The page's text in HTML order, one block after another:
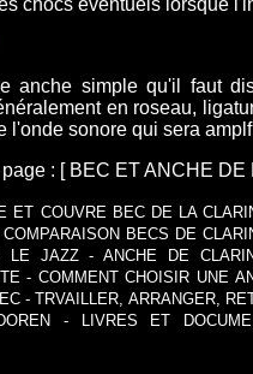
chocs éventuels lorsque
anche simple qu'il faut
en roseau,
l'onde sonore qui sera
: [ BEC ET ANCHE
ET COUVRE BEC DE LA
COMPARAISON BECS DE
LE JAZZ-ANCHE DE
- COMMENT CHOISIR UNE
-TRVAILLER, ARRANGER,
-
LIVRES ET